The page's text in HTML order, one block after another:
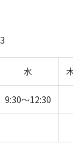
水 木
9:30〜12:30